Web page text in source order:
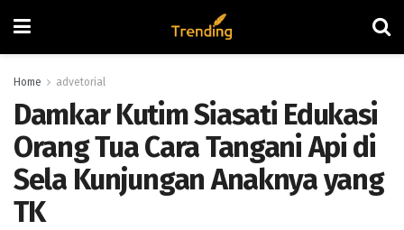
Home advetorial
Damkar Kutim Siasati Edukasi
Orang Tua Cara Tangani Api di
Sela Kunjungan Anaknya yang
TK